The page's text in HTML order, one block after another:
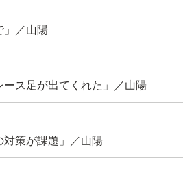
」／山陽
ス足が出てくれた」／山陽
対策が課題」／山陽